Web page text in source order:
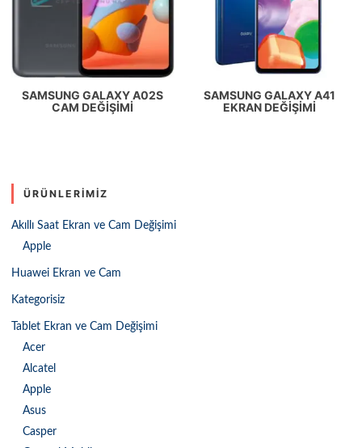
SAMSUNG GALAXY A02S
CAM DEĞIŞIMI
SAMSUNG GALAXY A41
EKRAN DEĞIŞIMI
ÜRÜNLERIMIZ
Akıllı Saat Ekran ve Cam Değişimi
Apple
Huawei Ekran ve Cam
Kategorisiz
Tablet Ekran ve Cam Değişimi
Acer
Alcatel
Apple
Asus
Casper